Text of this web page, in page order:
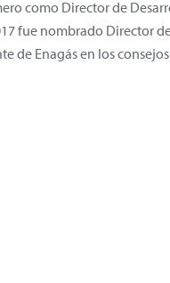
como Director de
fue nombrado Director
de Enagás en los